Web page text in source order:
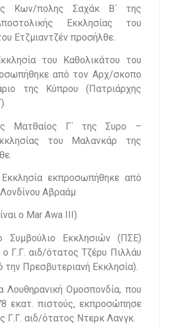
Κων/πολης Σαχάκ Β΄ της
Εκκλησίας του
Ετζμιαντζέν προσήλθε.
του Καθολικάτου του
από τον Αρχ/σκοπο
της Κύπρου (Πατριάρχης
Ματθαίος Γ΄ της Συρο –
του Μαλανκάρ της
εκπροσωπήθηκε από
Αβραάμ
ο Mar Awa III).
Συμβούλιο Εκκλησιών (ΠΣΕ)
Γ.Γ. αιδ/ότατος Τζέρυ Πιλλάυ
την Πρεσβυτεριανή Εκκλησία).
Λουθηρανική Ομοσπονδία, που
εκατ. πιστούς, εκπροσώπησε
Γ.Γ. αιδ/ότατος Ντερκ Λανγκ.